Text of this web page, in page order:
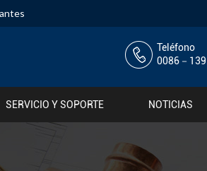
Teléfono
0086－
SERVICIO Y SOPORTE NOTICIAS